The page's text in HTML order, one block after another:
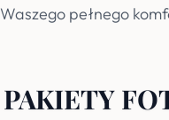
Waszego pełnego
PAKIETY